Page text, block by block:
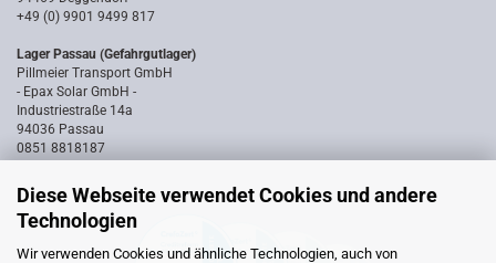
Diese Webseite verwendet Cookies und andere
Technologien
Wir verwenden Cookies und ähnliche Technologien, auch von
+49 (0) 9901 9499 817
Lager Passau (Gefahrgutlager)
Pillmeier Transport GmbH
- Epax Solar GmbH -
Industriestraße 14a
94036 Passau
0851 8818187